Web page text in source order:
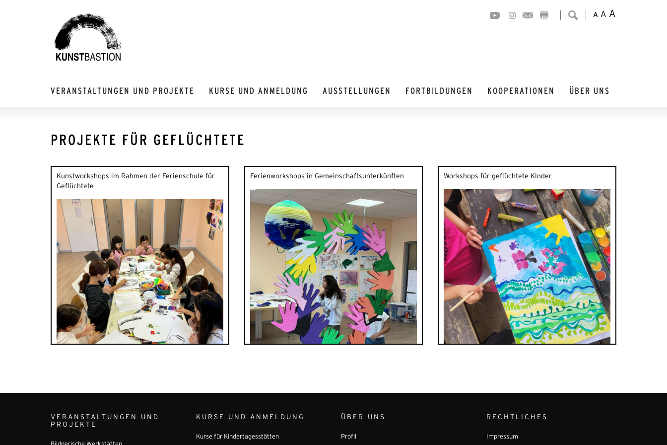
A A A
VERANSTALTUNGEN UND PROJEKTE KURSE UND ANMELDUNG AUSSTELLUNGEN FORTBILDUNGEN KOOPERATIONEN ÜBER UNS
PROJEKTE FÜR GEFLÜCHTETE
Kunstworkshops im Rahmen der Ferienschule für
Geflüchtete
Ferienworkshops in Gemeinschaftsunterkünften Workshops für geflüchtete Kinder
VERANSTALTUNGEN UND
PROJEKTE
KURSE UND ANMELDUNG
Kurse für Kindertagesstätten
ÜBER UNS
Profil
RECHTLICHES
Impressum